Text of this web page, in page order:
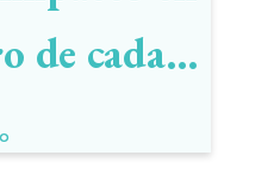
de cada